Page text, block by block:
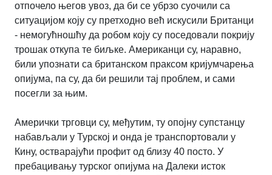
отпочело његов увоз, да би се убрзо суочили са
ситуацијом коју су претходно већ искусили Британци
- немогућношћу да робом коју су поседовали покрију
трошак откупа те биљке. Американци су, наравно,
били упознати са британском праксом кријумчарења
опијума, па су, да би решили тај проблем, и сами
посегли за њим.
Амерички трговци су, међутим, ту опојну супстанцу
набављали у Турској и онда је транспортовали у
Кину, остварајући профит од близу 40 посто. У
пребацивању турског опијума на Далеки исток